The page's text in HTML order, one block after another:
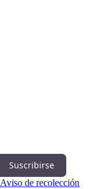
Suscribirse
Aviso de recolección